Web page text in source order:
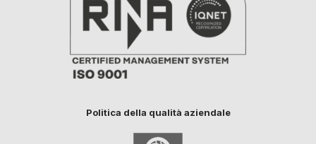
Politica della qualità aziendale